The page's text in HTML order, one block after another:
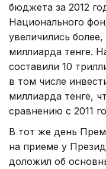
бюджета за 2012
Национального
увеличились
миллиарда тенге.
составили 10
в том числе
миллиарда тенге,
сравнению с 2011
В тот же день
на приеме у
доложил об